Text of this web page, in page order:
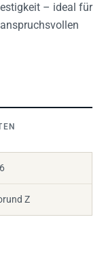
– ideal für
Z